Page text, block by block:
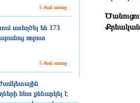
5 ժամ առաջ
ստեղծել են 173
ռոբոտ
5 ժամ առաջ
հետ քննարկել է
Քրեական